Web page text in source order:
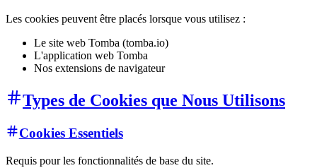
Les cookies peuvent être placés lorsque vous utilisez :
Le site web Tomba (tomba.io)
L'application web Tomba
Nos extensions de navigateur
Types de Cookies que Nous Utilisons
Cookies Essentiels
Requis pour les fonctionnalités de base du site.